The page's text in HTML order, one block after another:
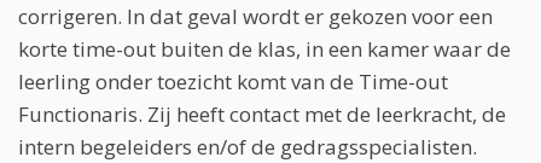
corrigeren. In dat geval wordt er gekozen voor een
korte time-out buiten de klas, in een kamer waar de
leerling onder toezicht komt van de Time-out
Functionaris. Zij heeft contact met de leerkracht, de
intern begeleiders en/of de gedragsspecialisten.